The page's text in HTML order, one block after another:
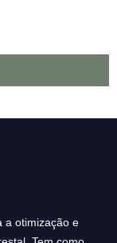
a otimização e